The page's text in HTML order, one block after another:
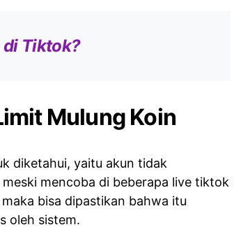
Tiktok?
Mulung Koin
diketahui, yaitu akun tidak
mencoba di beberapa live tiktok
bisa dipastikan bahwa itu
oleh sistem.